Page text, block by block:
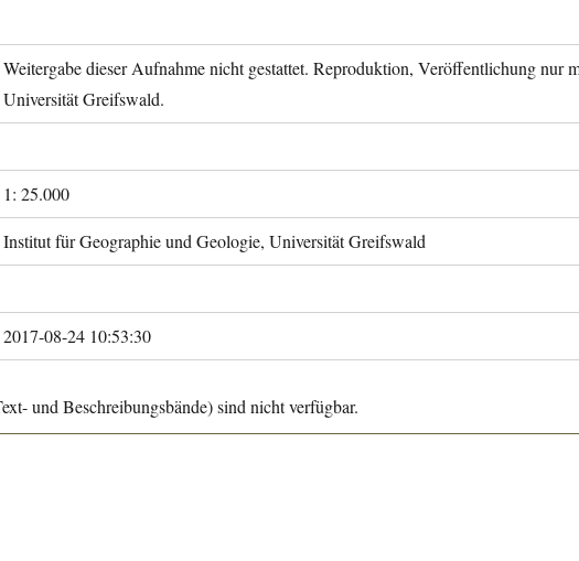
Weitergabe dieser Aufnahme nicht gestattet. Reproduktion, Veröffentlichung nur
Universität Greifswald.
1: 25.000
Institut für Geographie und Geologie, Universität Greifswald
2017-08-24 10:53:30
und Beschreibungsbände) sind nicht verfügbar.